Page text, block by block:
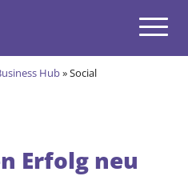
Hub»Social
Erfolg neu